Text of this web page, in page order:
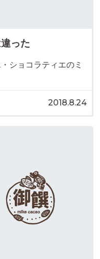
った
ショコラティエのミ
2018.8.24